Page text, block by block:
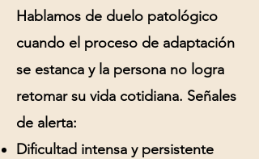
Hablamos de duelo patológico
cuando el proceso de adaptación
se estanca y la persona no logra
retomar su vida cotidiana. Señales
de alerta:
Dificultad intensa y persistente